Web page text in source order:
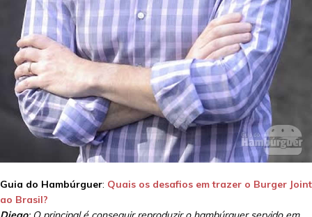
Guia do Hambúrguer: Quais os desafios em trazer o Burger Joint
ao Brasil?